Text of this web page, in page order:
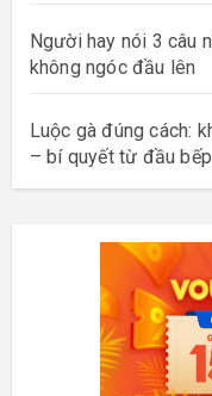
Người hay nói 3 câu
không ngóc đầu lên
Luộc gà đúng cách:
– bí quyết từ đầu